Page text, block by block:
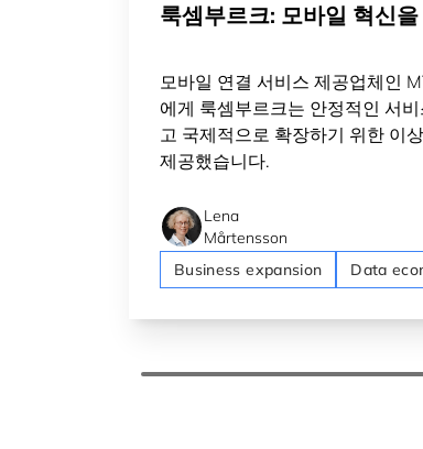
룩셈부르크: 모바일 혁신
모바일 연결 서비스 제공업체인
에게 룩셈부르크는 안정적인 서
고 국제적으로 확장하기 위한 이
제공했습니다.
Lena
Mårtensson
Business expansion
Data